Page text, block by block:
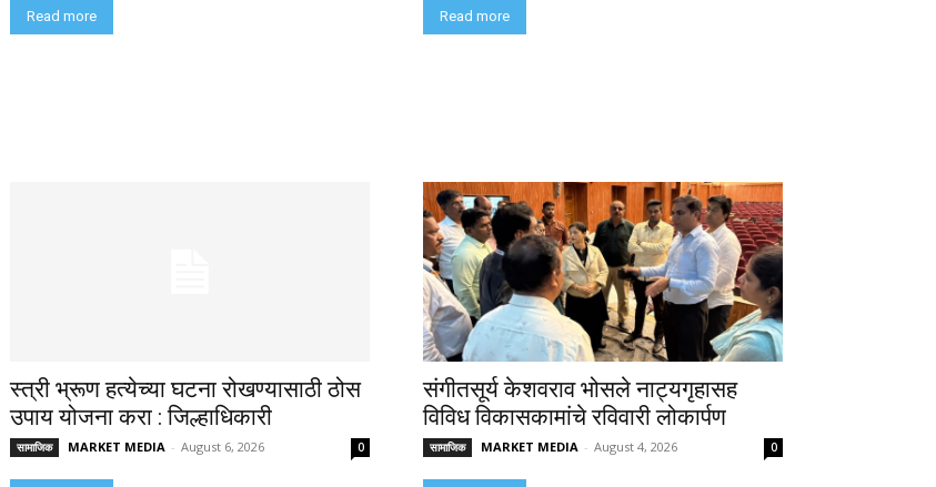
Read more Read more
स्त्री भ्रूण हत्येच्या घटना रोखण्यासाठी ठोस
उपाय योजना करा : जिल्हाधिकारी
सामाजिक MARKET MEDIA - August 6, 2026 0
संगीतसूर्य केशवराव भोसले नाट्यगृहासह
विविध विकासकामांचे रविवारी लोकार्पण
सामाजिक MARKET MEDIA - August 4, 2026 0